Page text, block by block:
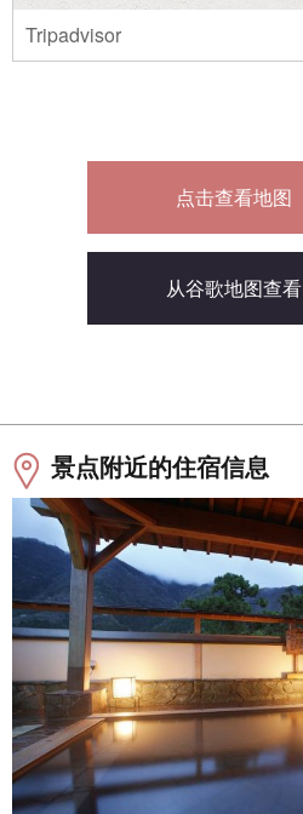
Tripadvisor
点击查看地图
从谷歌地图查看
景点附近的住宿信息